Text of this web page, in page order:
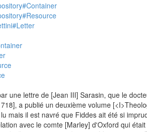
une lettre de [Jean III] Sarasin, que le
a publié un deuxième volume
mais il est navré que Fiddes ait été si
avec le comte [Marley] d'Oxford qui